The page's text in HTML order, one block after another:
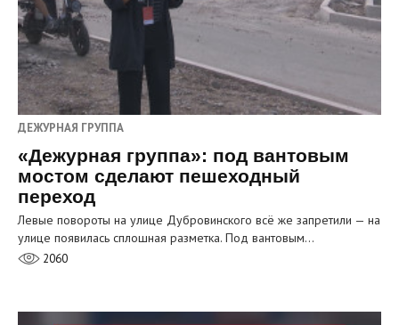
ДЕЖУРНАЯ ГРУППА
«Дежурная группа»: под вантовым
мостом сделают пешеходный
переход
Левые повороты на улице Дубровинского всё же запретили — на
улице появилась сплошная разметка. Под вантовым…
2060